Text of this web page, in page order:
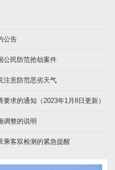
公告
公民防范抢劫案件
注意防范恶劣天气
求的通知（2023年1月8日更新）
调整的说明
乘客双检测的紧急提醒